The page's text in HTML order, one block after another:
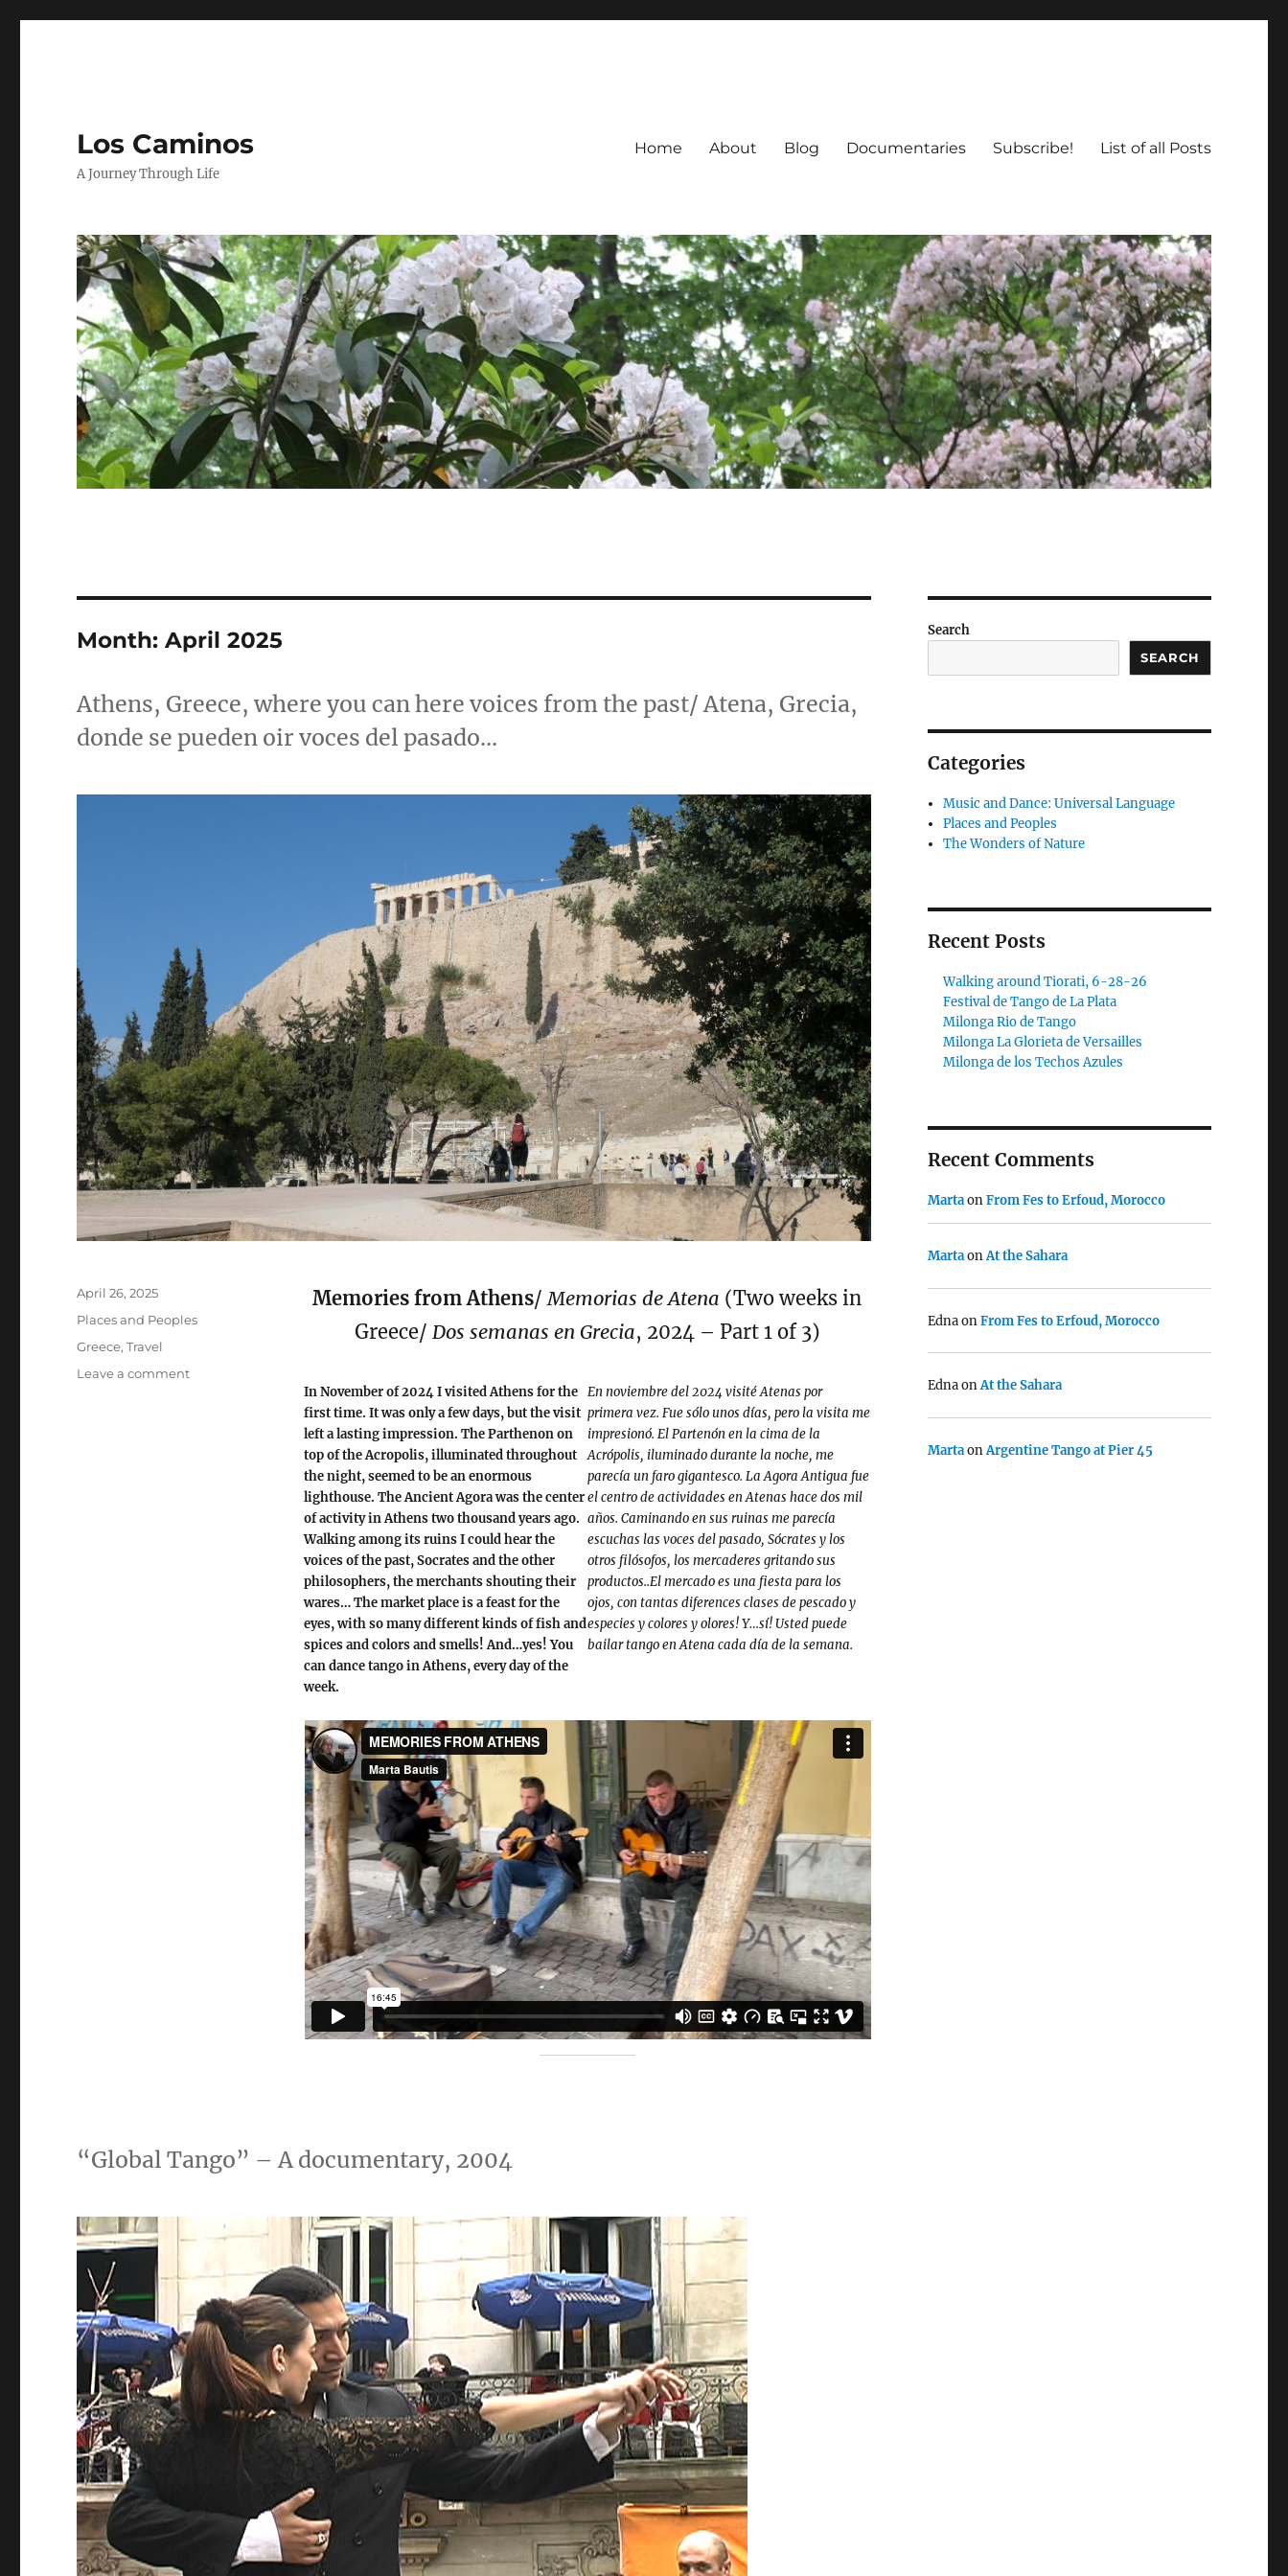
Los Caminos
A Journey Through Life
Home About Blog Documentaries Subscribe! List of all Posts
Month:April 2025
Athens, Greece, where you can here voices from the past/ Atena, Grecia,
donde se pueden oir voces del pasado…
Memories from Athens/Memorias de Atena (Two weeks in
Greece/ Dos semanas en Grecia, 2024 – Part 1 of 3)
In November of 2024 I visited Athens for the
first time. It was only a few days, but the visit
left a lasting impression. The Parthenon on
top of the Acropolis, illuminated throughout
the night, seemed to be an enormous
lighthouse. The Ancient Agora was the center
of activity in Athens two thousand years ago.
Walking among its ruins I could hear the
voices of the past, Socrates and the other
philosophers, the merchants shouting their
wares… The market place is a feast for the
eyes, with so many different kinds of fish and
spices and colors and smells! And…yes! You
can dance tango in Athens, every day of the
week.
En noviembre del 2024 visité Atenas por
primera vez. Fue sólo unos días, pero la visita me
impresionó. El Partenón en la cima de la
Acrópolis, iluminado durante la noche, me
parecía un faro gigantesco. La Agora Antigua fue
el centro de actividades en Atenas hace dos mil
años. Caminando en sus ruinas me parecía
escuchas las voces del pasado, Sócrates y los
otros filósofos, los mercaderes gritando sus
productos..El mercado es una fiesta para los
ojos, con tantas diferences clases de pescado y
especies y colores y olores! Y…sí! Usted puede
bailar tango en Atena cada día de la semana.
Posted
on
April 26, 2025
Categories
Places and Peoples
Tags
Greece,Travel
Leave a commenton
“Global Tango” – A documentary, 2004
Search
SEARCH
Categories
Music and Dance: Universal Language
Places and Peoples
The Wonders of Nature
Recent Posts
Walking around Tiorati, 6-28-26
Festival de Tango de La Plata
Milonga Rio de Tango
Milonga La Glorieta de Versailles
Milonga de los Techos Azules
Recent Comments
MartaonFrom Fes to Erfoud, Morocco
MartaonAt the Sahara
EdnaonFrom Fes to Erfoud, Morocco
EdnaonAt the Sahara
MartaonArgentine Tango at Pier 45